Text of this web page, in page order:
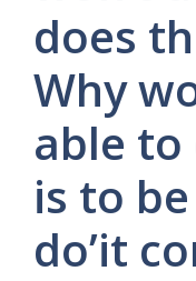
does
Why
able to
is to
do’it